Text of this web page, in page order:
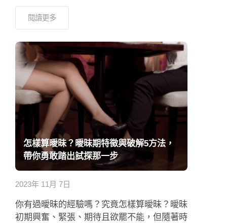
閱讀更多
怎樣算曖昧？曖昧期特徵與破解5方法，
帶你勇敢踏出試探那一步
2023年 11月 7日
你有過曖昧的經驗嗎？究竟怎樣算曖昧？曖昧
初期興奮、緊張、期待且欲罷不能，但隨著時